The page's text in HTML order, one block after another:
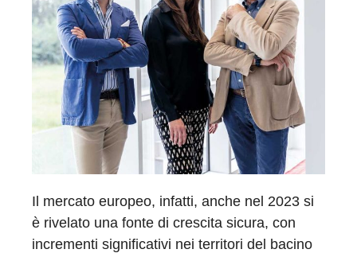
Il mercato europeo, infatti, anche nel 2023 si
è rivelato una fonte di crescita sicura, con
incrementi significativi nei territori del bacino